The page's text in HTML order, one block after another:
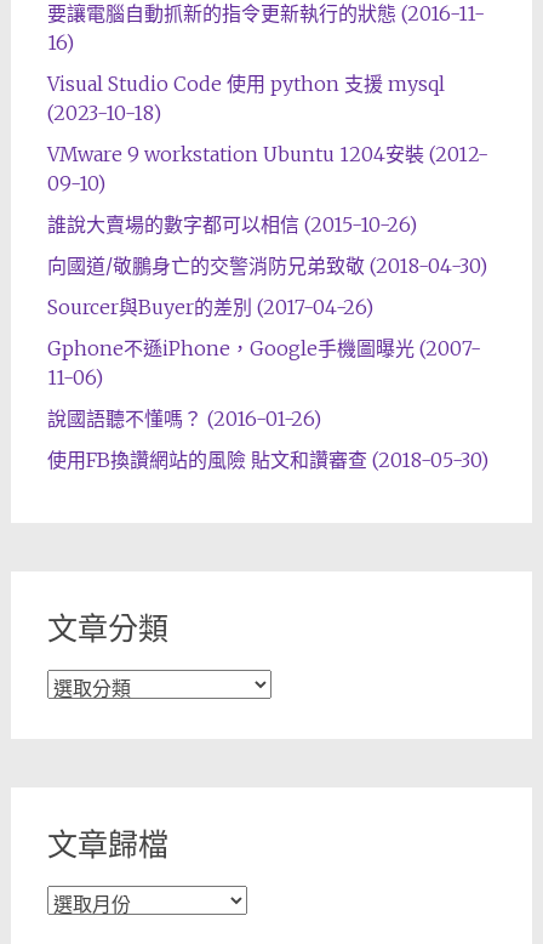
要讓電腦自動抓新的指令更新執行的狀態 (2016-11-
16)
Visual Studio Code 使用 python 支援 mysql
(2023-10-18)
VMware 9 workstation Ubuntu 1204安裝 (2012-
09-10)
誰說大賣場的數字都可以相信 (2015-10-26)
向國道/敬鵬身亡的交警消防兄弟致敬 (2018-04-30)
Sourcer與Buyer的差別 (2017-04-26)
Gphone不遜iPhone，Google手機圖曝光 (2007-
11-06)
說國語聽不懂嗎？ (2016-01-26)
使用FB換讚網站的風險 貼文和讚審查 (2018-05-30)
文章分類
文
文章歸檔
文